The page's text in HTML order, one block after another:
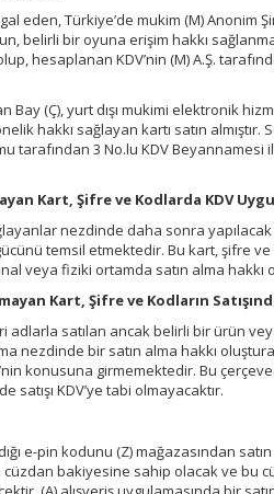
eden, Türkiye’de mukim (M) Anonim
belirli bir oyuna erişim hakkı
hesaplanan KDV’nin (M) A.Ş.
Bay (Ç), yurt dışı mukimi elektronik
hakkı sağlayan kartı satın almıştır.
tarafından 3 No.lu KDV
Kart, Şifre ve Kodlarda KDV
nezdinde daha sonra
temsil etmektedir. Bu kart, şifre ve
veya fiziki ortamda satın alma hakkı
Kart, Şifre ve Kodların
satılan ancak belirli bir ürün veya
nezdinde bir satın alma hakkı
konusuna girmemektedir. Bu
satışı KDV’ye tabi olmayacaktır.
e-pin kodunu (Z) mağazasından
cüzdan bakiyesine sahip olacak ve bu